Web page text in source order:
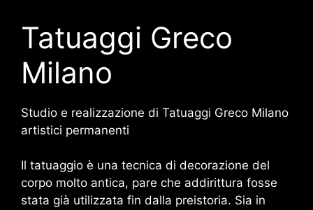
Tatuaggi Greco
Milano
Studio e realizzazione di Tatuaggi Greco Milano
artistici permanenti
Il tatuaggio è una tecnica di decorazione del
corpo molto antica, pare che addirittura fosse
stata già utilizzata fin dalla preistoria. Sia in